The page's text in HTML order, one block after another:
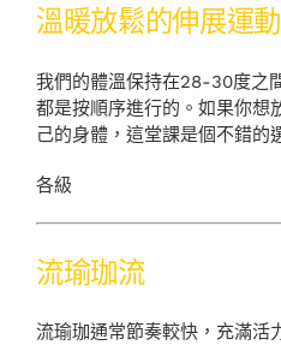
中文（繁體）
溫暖放鬆的伸展運動
我們的體溫保持在28-30度之
都是按順序進行的。如果你想
己的身體，這堂課是個不錯的
各級
流瑜珈流
流瑜珈通常節奏較快，充滿活